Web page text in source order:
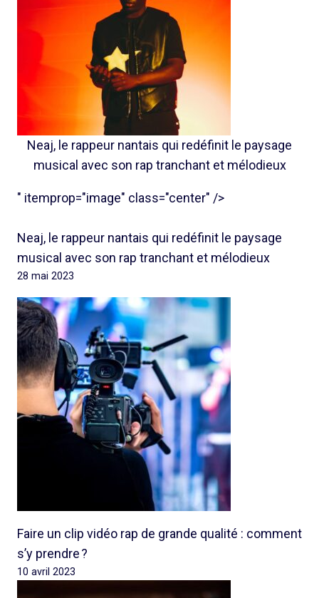
Neaj, le rappeur nantais qui redéfinit le paysage
musical avec son rap tranchant et mélodieux
" itemprop="image" class="center" />
Neaj, le rappeur nantais qui redéfinit le paysage
musical avec son rap tranchant et mélodieux
28 mai 2023
Faire un clip vidéo rap de grande qualité : comment
s’y prendre ?
10 avril 2023